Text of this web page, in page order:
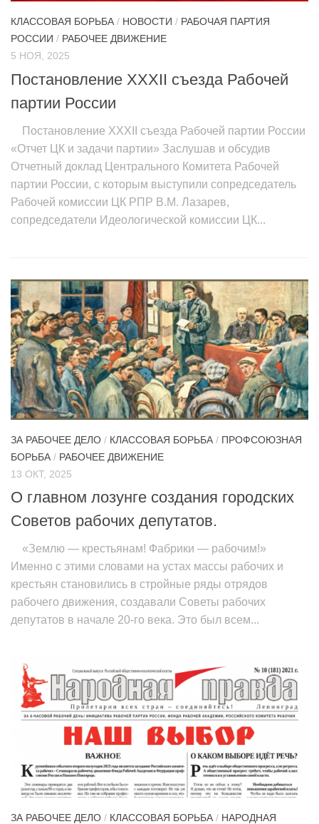
КЛАССОВАЯ БОРЬБА/ НОВОСТИ / РАБОЧАЯ ПАРТИЯ
РОССИИ / РАБОЧЕЕ ДВИЖЕНИЕ
5 НОЯ, 2025
Постановление XXXII съезда Рабочей
партии России
Постановление XXXII съезда Рабочей партии России
«Отчет ЦК и задачи партии» Заслушав и обсудив
Отчетный доклад Центрального Комитета Рабочей
партии России, с которым выступили сопредседатель
Рабочей комиссии ЦК РПР В.М. Лазарев,
сопредседатели Идеологической комиссии ЦК...
ЗА РАБОЧЕЕ ДЕЛО / КЛАССОВАЯ БОРЬБА / ПРОФСОЮЗНАЯ
БОРЬБА / РАБОЧЕЕ ДВИЖЕНИЕ
13 ОКТ, 2025
О главном лозунге создания городских
Советов рабочих депутатов.
«Землю — крестьянам! Фабрики — рабочим!»
Именно с этими словами на устах массы рабочих и
крестьян становились в стройные ряды отрядов
рабочего движения, создавали Советы рабочих
депутатов в начале 20-го века. Это был всем...
ЗА РАБОЧЕЕ ДЕЛО / КЛАССОВАЯ БОРЬБА / НАРОДНАЯ